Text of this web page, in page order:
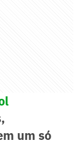
um só